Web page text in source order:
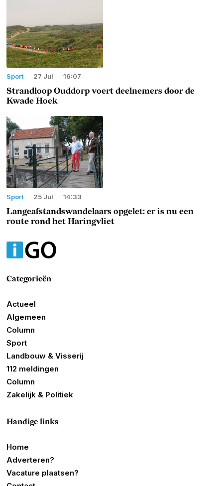
Sport 27 Jul 16:07
Strandloop Ouddorp voert deelnemers door de
Kwade Hoek
Sport 25 Jul 14:33
Langeafstandswandelaars opgelet: er is nu een
route rond het Haringvliet
Categorieën
Actueel
Algemeen
Column
Sport
Landbouw & Visserij
112 meldingen
Column
Zakelijk & Politiek
Handige links
Home
Adverteren?
Vacature plaatsen?